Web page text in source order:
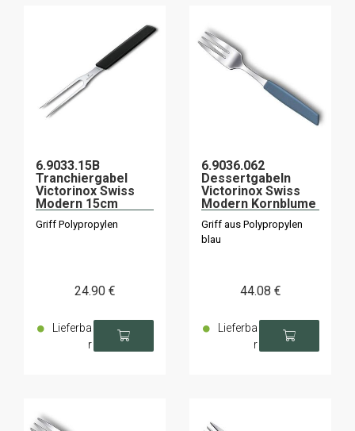
6.9033.15B
Tranchiergabel
Victorinox Swiss
Modern 15cm
schwarz/Karte
Griff Polypropylen
24.90 €
Lieferba
r
6.9036.062
Dessertgabeln
Victorinox Swiss
Modern Kornblume
Griff aus Polypropylen
blau
44.08 €
Lieferba
r